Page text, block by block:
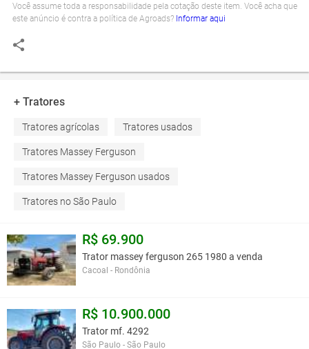
Você assume toda a responsabilidade pela cotação deste item. Você acha que
este anúncio é contra a política de Agroads? Informar aqui
+ Tratores
Tratores agrícolas Tratores usados
Tratores Massey Ferguson
Tratores Massey Ferguson usados
Tratores no São Paulo
R$ 69.900
Trator massey ferguson 265 1980 a venda
Cacoal - Rondônia
R$ 10.900.000
Trator mf. 4292
São Paulo - São Paulo